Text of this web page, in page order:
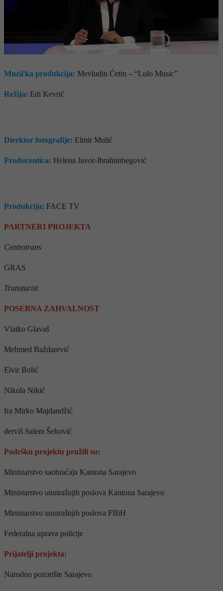
Muzička produkcija: Mevludin Ćetin – “Lulo Music”
Režija: Edi Kevrić
Direktor fotografije: Elmir Mulić
Producentica: Helena Javor-Ibrahimbegović
Produkcija: FACE TV
PARTNERI PROJEKTA
Centrotrans
GRAS
Transturist
POSEBNA ZAHVALNOST
Vlatko Glavaš
Mehmed Baždarević
Elvir Bolić
Nikola Nikić
fra Mirko Majdandžić
derviš Salem Šehović
Podršku projektu pružili su:
Ministarstvo saobraćaja Kantona Sarajevo
Ministarstvo unutrašnjih poslova Kantona Sarajevo
Ministarstvo unutrašnjih poslova FBiH
Federalna uprava policije
Prijatelji projekta:
Narodno pozorište Sarajevo